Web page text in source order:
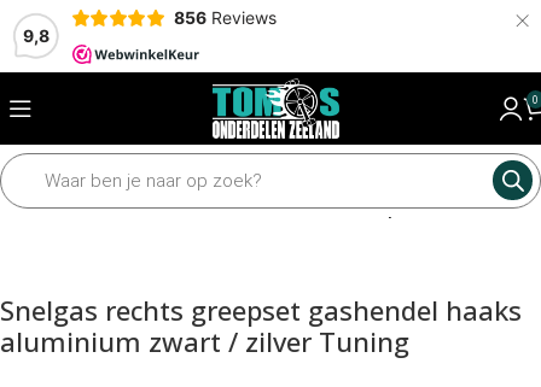
9,8
856 Reviews ×
0
Home Framedelen Sturen en toebehoren Grepen en hendels
Snelgas rechts greepset gashendel haaks
aluminium zwart / zilver Tuning